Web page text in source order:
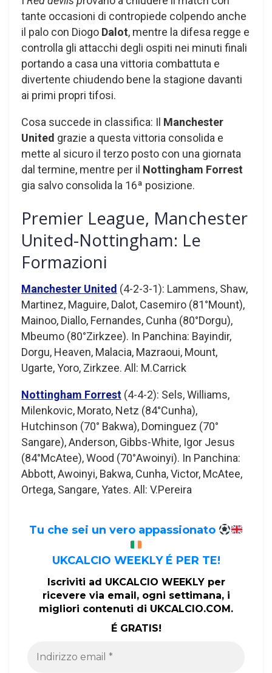
tante occasioni di contropiede colpendo anche
il palo con Diogo Dalot, mentre la difesa regge e
controlla gli attacchi degli ospiti nei minuti finali
portando a casa una vittoria combattuta e
divertente chiudendo bene la stagione davanti
ai primi propri tifosi.
Cosa succede in classifica: Il Manchester
United grazie a questa vittoria consolida e
mette al sicuro il terzo posto con una giornata
dal termine, mentre per il Nottingham Forrest
gia salvo consolida la 16ª posizione.
Premier League, Manchester
United-Nottingham: Le
Formazioni
Manchester United (4-2-3-1): Lammens, Shaw,
Martinez, Maguire, Dalot, Casemiro (81°Mount),
Mainoo, Diallo, Fernandes, Cunha (80°Dorgu),
Mbeumo (80°Zirkzee). In Panchina: Bayindir,
Dorgu, Heaven, Malacia, Mazraoui, Mount,
Ugarte, Yoro, Zirkzee. All: M.Carrick
Nottingham Forrest (4-4-2): Sels, Williams,
Milenkovic, Morato, Netz (84°Cunha),
Hutchinson (70° Bakwa), Dominguez (70°
Sangare), Anderson, Gibbs-White, Igor Jesus
(84°McAtee), Wood (70°Awoinyi). In Panchina:
Abbott, Awoinyi, Bakwa, Cunha, Victor, McAtee,
Ortega, Sangare, Yates. All: V.Pereira
Tu che sei un vero appassionato
UKCALCIO WEEKLY É PER TE!
Iscriviti ad UKCALCIO WEEKLY per
ricevere via email, ogni settimana, i
migliori contenuti di UKCALCIO.COM.
É GRATIS!